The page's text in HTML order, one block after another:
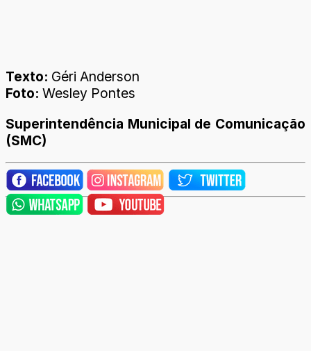
Texto: Géri Anderson
Foto: Wesley Pontes
Superintendência Municipal de Comunicação
(SMC)